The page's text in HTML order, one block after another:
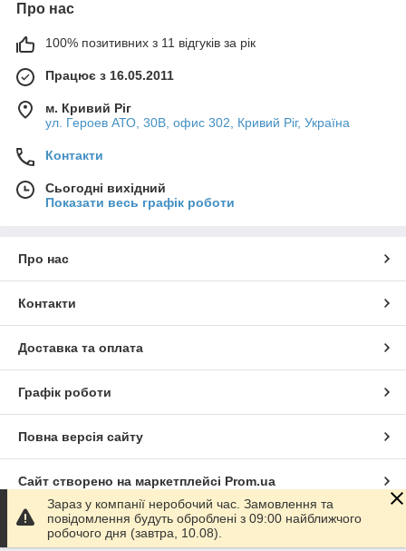
Про нас
100% позитивних з 11 відгуків за рік
Працює з 16.05.2011
м. Кривий Ріг
ул. Героев АТО, 30В, офис 302, Кривий Ріг, Україна
Контакти
Сьогодні вихідний
Показати весь графік роботи
Про нас
Контакти
Доставка та оплата
Графік роботи
Повна версія сайту
Сайт створено на маркетплейсі Prom.ua
Політика конфіденційності
Зараз у компанії неробочий час. Замовлення та
повідомлення будуть оброблені з 09:00 найближчого
робочого дня (завтра, 10.08).